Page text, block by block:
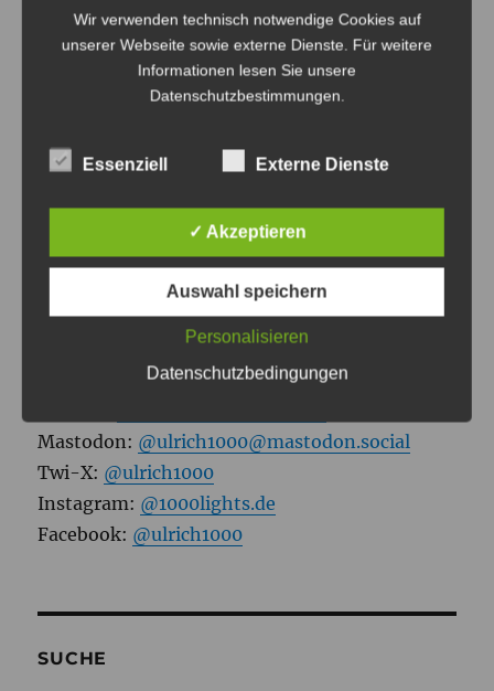
ULRICH TAUSEND
Tagsüber bin ich Medienpädagogischer
Referent amJFF – Institut für
Medienpädagogik.Wenn es dunkel wird, male
ich alsLightpainting Künstlermit Licht und
A Light To Remember
Mastodon: @ulrich1000@mastodon.social
Twi-X: @ulrich1000
Instagram: @1000lights.de
Facebook: @ulrich1000
SUCHE
Wir verwenden technisch notwendige Cookies auf
unserer Webseite sowie externe Dienste. Für weitere
Informationen lesen Sie unsere
Datenschutzbestimmungen
Essenziell Externe Dienste
✓ Akzeptieren
Auswahl speichern
Personalisieren
Datenschutzbedingungen